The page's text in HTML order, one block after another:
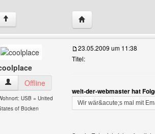
↑ Website dieses
coolplace Benutzer-Profile anzeigen
Offline
USB = United
of Bücken
23.05.2009 um 11:38
Titel:
welt-der-webmaster hat
Wir wär&acute;s mal mit